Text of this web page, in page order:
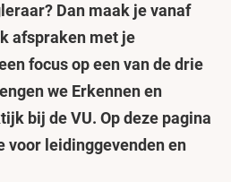
Dan maak je vanaf
afspraken met je
focus op een van de drie
we Erkennen en
bij de VU. Op deze pagina
voor leidinggevenden en